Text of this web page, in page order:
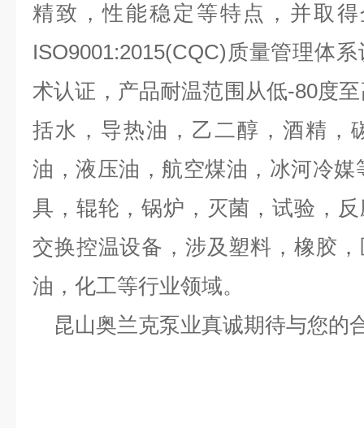
精致，性能稳定等特点，并取
ISO9001:2015(CQC)质量管理体
术认证，产品耐温范围从低-80度
括水，导热油，乙二醇，酒精，
油，液压油，航空煤油，冰河冷
具，辊轮，锅炉，灭菌，试验，
交换控温设备，涉及塑料，橡胶
油，化工等行业领域。
昆山奥兰克泵业真诚期待与您的